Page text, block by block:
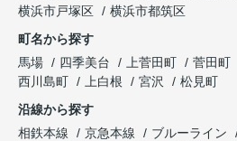
横浜市戸塚区
横浜市都筑区
町名から探す
馬場
四季美台 上菅田町 菅田町
西川島町
上白根 宮沢
松見町
沿線から探す
相鉄本線
京急本線 ブルーライン